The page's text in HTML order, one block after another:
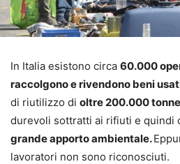
In Italia esistono circa 60.000
raccolgono e rivendono beni
di riutilizzo di oltre 200.000
durevoli sottratti ai rifiuti e quindi
grande apporto ambientale.
lavoratori non sono riconosciuti.